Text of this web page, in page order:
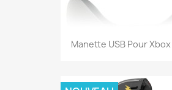
Manette USB Pour